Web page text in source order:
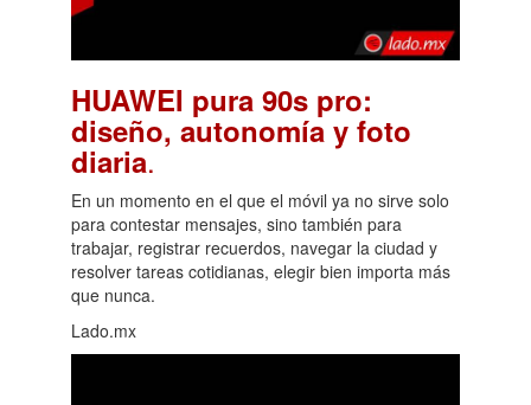
HUAWEI pura 90s pro:
diseño, autonomía y foto
diaria.
En un momento en el que el móvil ya no sirve solo
para contestar mensajes, sino también para
trabajar, registrar recuerdos, navegar la ciudad y
resolver tareas cotidianas, elegir bien importa más
que nunca.
Lado.mx